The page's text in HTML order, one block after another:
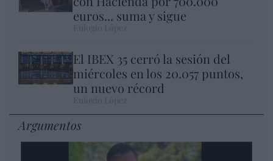
euros... suma y sigue
El IBEX 35 cerró la sesión del
miércoles en los 20.057 puntos,
un nuevo récord
Argumentos